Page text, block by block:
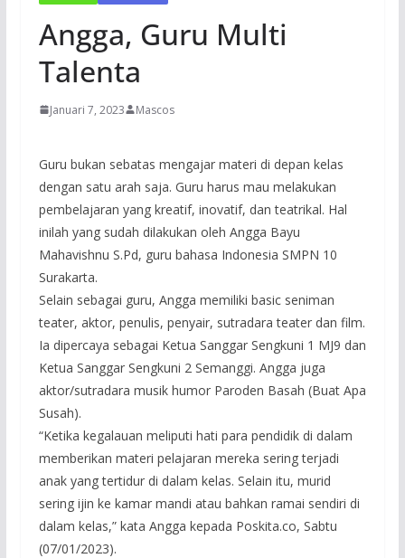
Angga, Guru Multi
Talenta
Januari 7, 2023 Mascos
Guru bukan sebatas mengajar materi di depan kelas
dengan satu arah saja. Guru harus mau melakukan
pembelajaran yang kreatif, inovatif, dan teatrikal. Hal
inilah yang sudah dilakukan oleh Angga Bayu
Mahavishnu S.Pd, guru bahasa Indonesia SMPN 10
Surakarta.
Selain sebagai guru, Angga memiliki basic seniman
teater, aktor, penulis, penyair, sutradara teater dan film.
Ia dipercaya sebagai Ketua Sanggar Sengkuni 1 MJ9 dan
Ketua Sanggar Sengkuni 2 Semanggi. Angga juga
aktor/sutradara musik humor Paroden Basah (Buat Apa
Susah).
“Ketika kegalauan meliputi hati para pendidik di dalam
memberikan materi pelajaran mereka sering terjadi
anak yang tertidur di dalam kelas. Selain itu, murid
sering ijin ke kamar mandi atau bahkan ramai sendiri di
dalam kelas,” kata Angga kepada Poskita.co, Sabtu
(07/01/2023).